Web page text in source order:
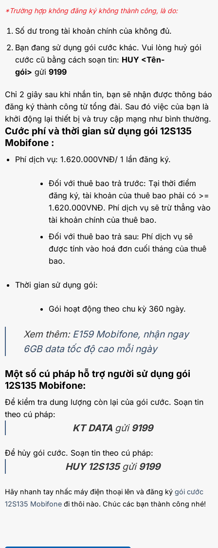
*Trường hợp không đăng ký không thành công, là do:
Số dư trong tài khoản chính của không đủ.
Bạn đang sử dụng gói cước khác. Vui lòng huỷ gói
cước cũ bằng cách soạn tin: HUY <Tên-
gói> gửi 9199
Chỉ 2 giây sau khi nhắn tin, bạn sẽ nhận được thông báo
đăng ký thành công từ tổng đài. Sau đó việc của bạn là
khởi động lại thiết bị và truy cập mạng như bình thường.
Cước phí và thời gian sử dụng gói 12S135
Mobifone :
Phí dịch vụ: 1.620.000VNĐ/ 1 lần đăng ký.
Đối với thuê bao trả trước: Tại thời điểm
đăng ký, tài khoản của thuê bao phải có >=
1.620.000VNĐ. Phí dịch vụ sẽ trừ thẳng vào
tài khoản chính của thuê bao.
Đối với thuê bao trả sau: Phí dịch vụ sẽ
được tính vào hoá đơn cuối tháng của thuê
bao.
Thời gian sử dụng gói:
Gói hoạt động theo chu kỳ 360 ngày.
Xem thêm: E159 Mobifone, nhận ngay
6GB data tốc độ cao mỗi ngày
Một số cú pháp hỗ trợ người sử dụng gói
12S135 Mobifone:
Để kiểm tra dung lượng còn lại của gói cước. Soạn tin
theo cú pháp:
KT DATA gửi 9199
Để hủy gói cước. Soạn tin theo cú pháp:
HUY 12S135 gửi 9199
Hãy nhanh tay nhấc máy điện thoại lên và đăng ký gói cước
12S135 Mobifone đi thôi nào. Chúc các bạn thành công nhé!